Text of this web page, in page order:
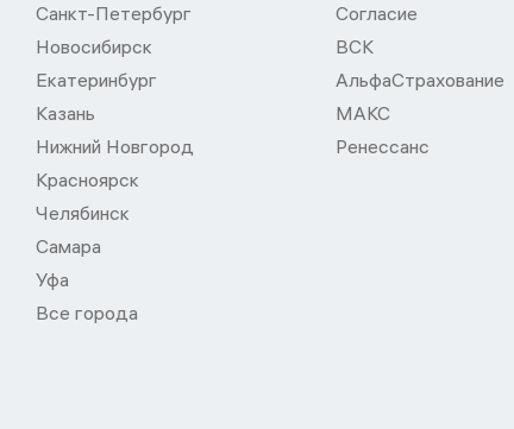
Санкт-Петербург
Новосибирск
Екатеринбург
Казань
Нижний Новгород
Красноярск
Челябинск
Самара
Уфа
Все города
Согласие
ВСК
АльфаСтрахование
МАКС
Ренессанс